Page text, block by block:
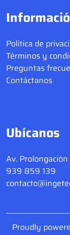
Política de
Términos y
Preguntas
Contáctanos
Ubícanos
Av.
939 859 139
Proudly